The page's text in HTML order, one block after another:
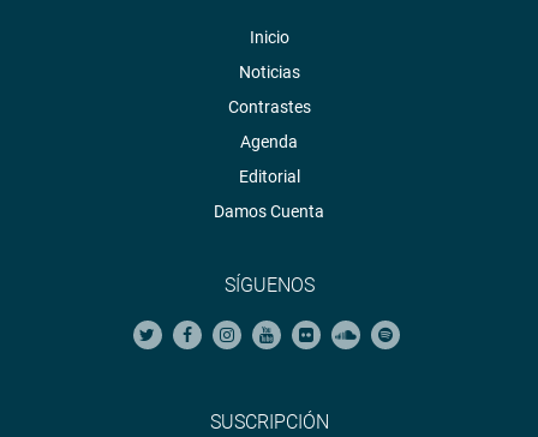
Inicio
Noticias
Contrastes
Agenda
Editorial
Damos Cuenta
SÍGUENOS
SUSCRIPCIÓN